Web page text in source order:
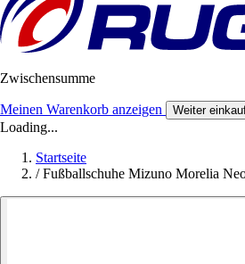
Zwischensumme
Meinen Warenkorb anzeigen Weiter
Loading...
Startseite
/ Fußballschuhe Mizuno Morelia